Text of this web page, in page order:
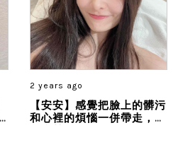
2 years ago
【安安】感覺把臉上的髒污
和心裡的煩惱一併帶走，不